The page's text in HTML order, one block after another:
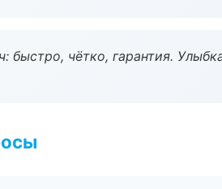
быстро, чётко, гарантия.